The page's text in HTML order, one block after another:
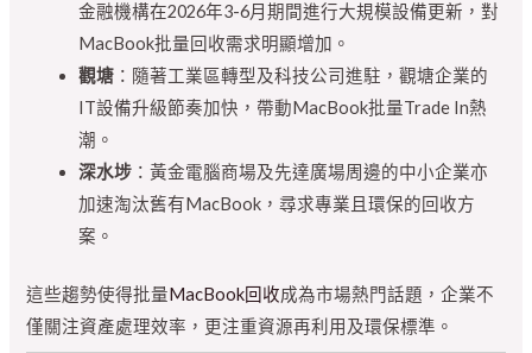
金融機構在2026年3-6月期間進行大規模設備更新，對
MacBook批量回收需求明顯增加。
觀塘 ：隨著工業區轉型及科技公司進駐，觀塘企業的
IT設備升級節奏加快，帶動MacBook批量Trade In熱
潮。
深水埗 ：黃金電腦商場及先達廣場周邊的中小企業亦
加速淘汰舊有MacBook，尋求專業且環保的回收方
案。
這些趨勢使得批量MacBook回收成為市場熱門話題，企業不
僅關注資產處理效率，更注重資源再利用及環保標準。